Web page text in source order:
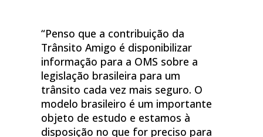
“Penso que a contribuição da
Trânsito Amigo é disponibilizar
informação para a OMS sobre a
legislação brasileira para um
trânsito cada vez mais seguro. O
modelo brasileiro é um importante
objeto de estudo e estamos à
disposição no que for preciso para